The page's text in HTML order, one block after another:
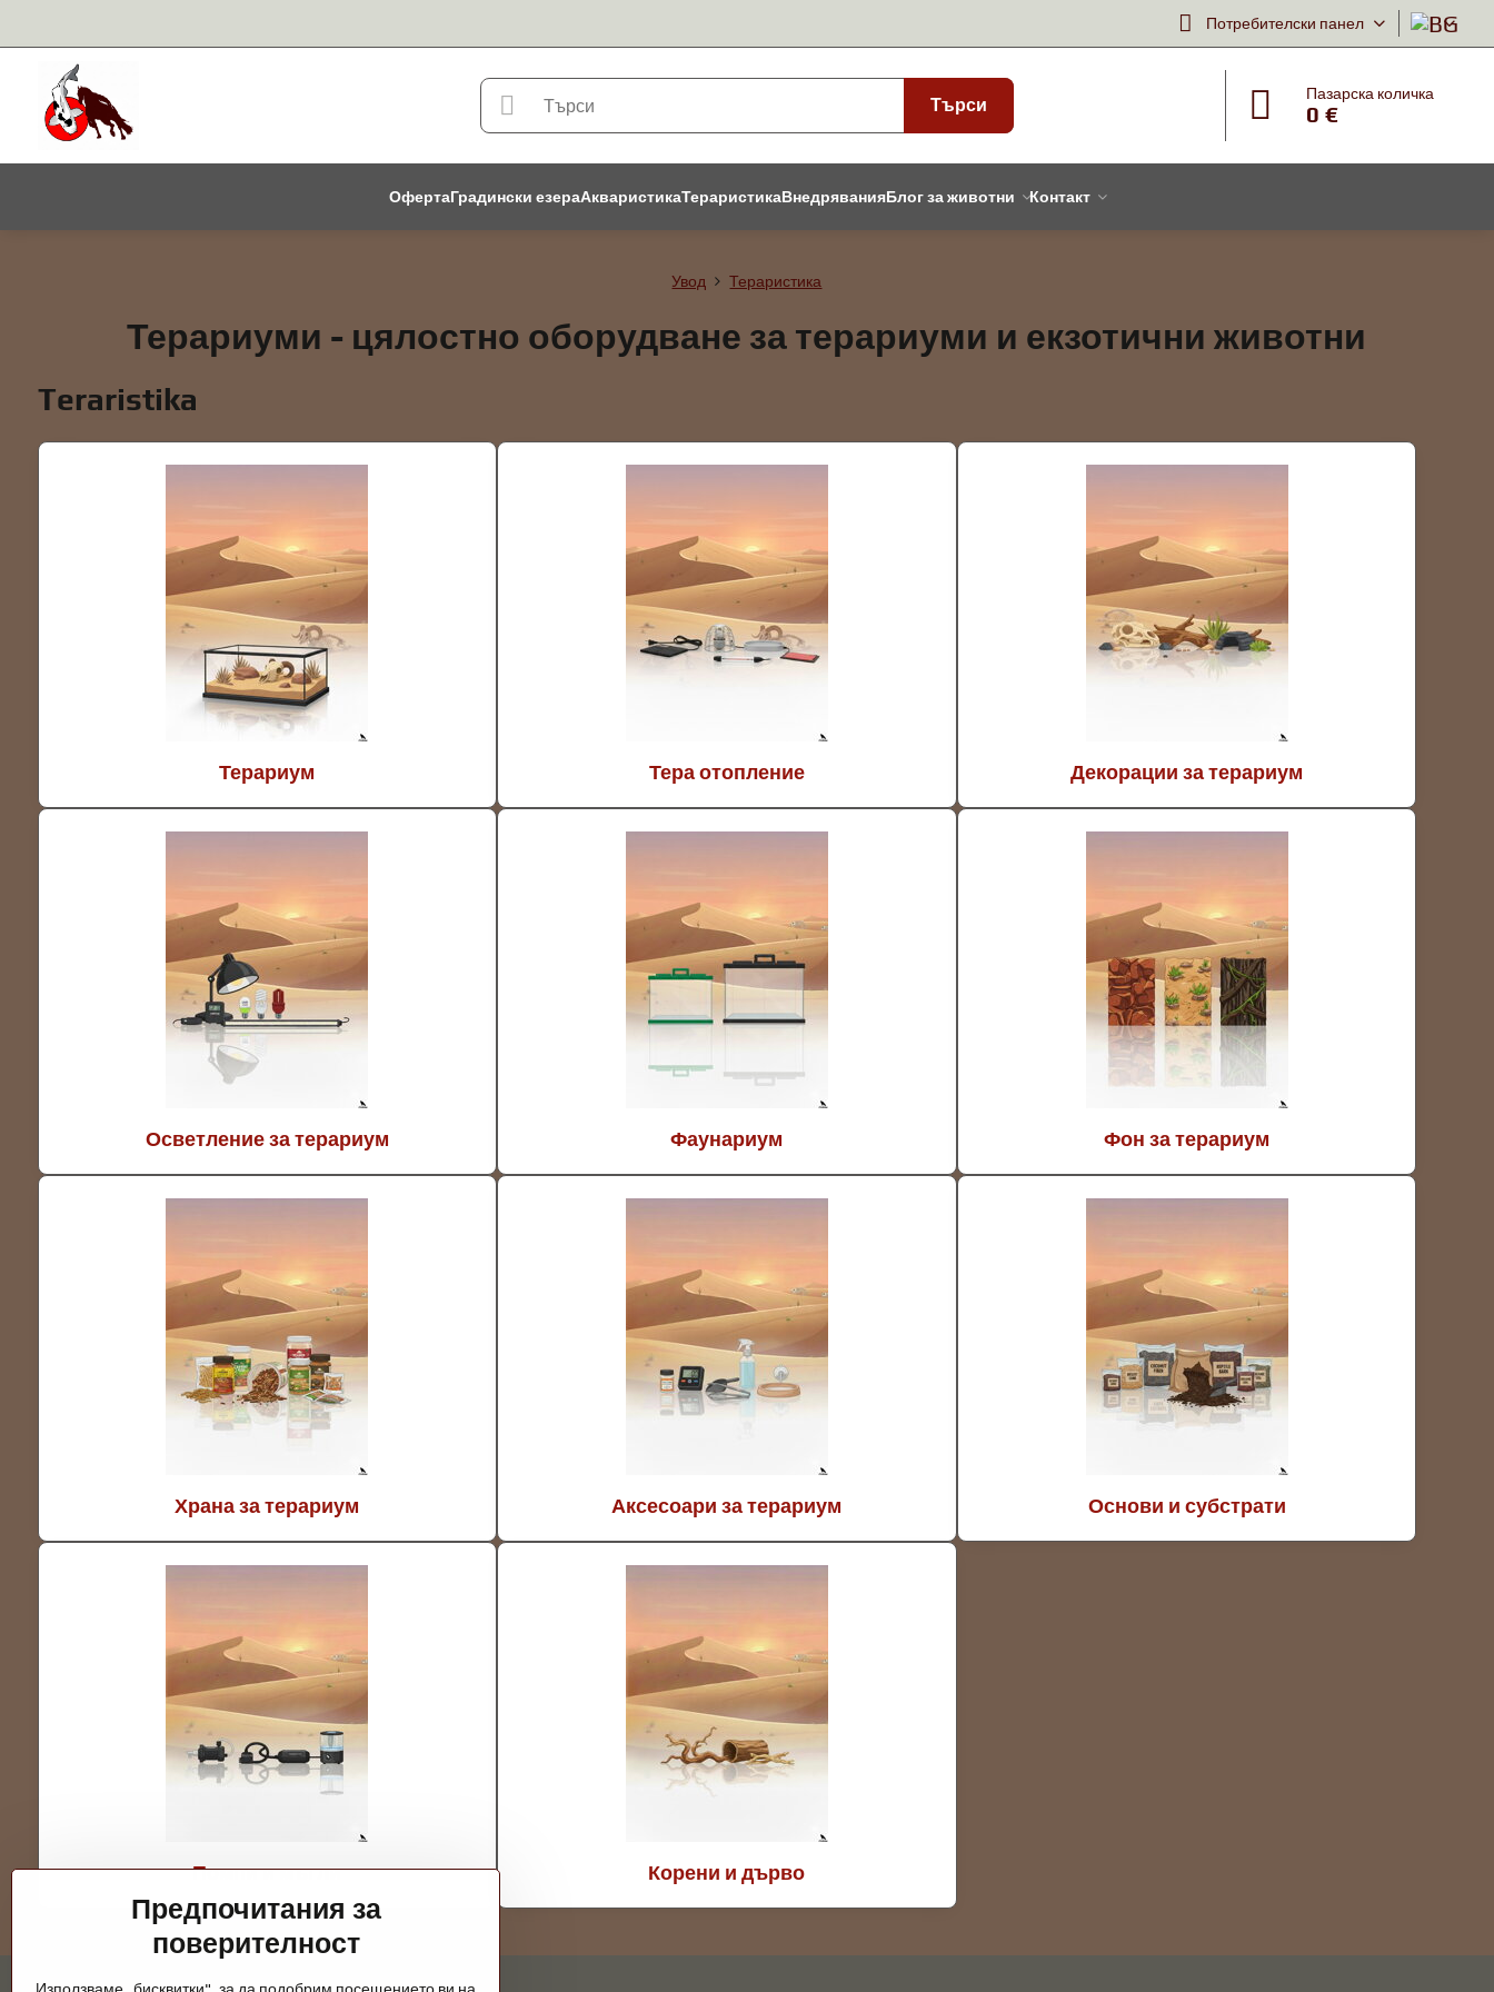
Потребителски панел
Търси
Пазарска количка
0 €
ОфертаГрадински езераАкваристикаТераристикаВнедряванияБлог за животни Контакт
Увод Тераристика
Терариуми - цялостно оборудване за терариуми и екзотични животни
Teraristika
Терариум Тера отопление Декорации за терариум
Осветление за терариум Фаунариум Фон за терариум
Храна за терариум Аксесоари за терариум Основи и субстрати
Помпи и мъгли Корени и дърво
Предпочитания за
поверителност